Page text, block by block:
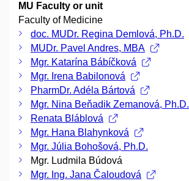
MU Faculty or unit
Faculty of Medicine
doc. MUDr. Regina Demlová, Ph.D.
MUDr. Pavel Andres, MBA
Mgr. Katarína Bábíčková
Mgr. Irena Babilonová
PharmDr. Adéla Bártová
Mgr. Nina Beňadik Zemanová, Ph.D.
Renata Bláblová
Mgr. Hana Blahynková
Mgr. Júlia Bohošová, Ph.D.
Mgr. Ludmila Búdová
Mgr. Ing. Jana Čaloudová